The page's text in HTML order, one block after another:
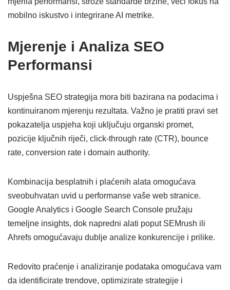
mobilno iskustvo i integrirane AI metrike.
Mjerenje i Analiza SEO
Performansi
Uspješna SEO strategija mora biti bazirana na podacima i
kontinuiranom mjerenju rezultata. Važno je pratiti pravi set
pokazatelja uspjeha koji uključuju organski promet,
pozicije ključnih riječi, click-through rate (CTR), bounce
rate, conversion rate i domain authority.
Kombinacija besplatnih i plaćenih alata omogućava
sveobuhvatan uvid u performanse vaše web stranice.
Google Analytics i Google Search Console pružaju
temeljne insights, dok napredni alati poput SEMrush ili
Ahrefs omogućavaju dublje analize konkurencije i prilike.
Redovito praćenje i analiziranje podataka omogućava vam
da identificirate trendove, optimizirate strategije i